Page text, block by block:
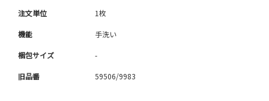
注文単位 1枚
機能 手洗い
梱包サイズ -
旧品番 59506/9983